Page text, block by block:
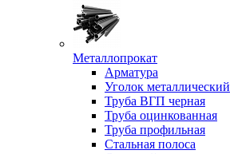
Металлопрокат
Арматура
Уголок металлический
Труба ВГП черная
Труба оцинкованная
Труба профильная
Стальная полоса